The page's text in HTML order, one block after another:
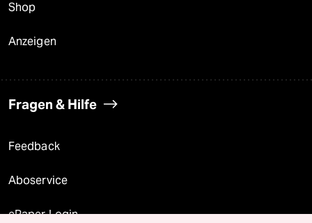
Shop
Anzeigen
Fragen & Hilfe
Feedback
Aboservice
ePaper Login